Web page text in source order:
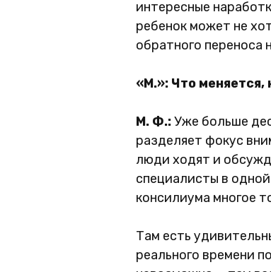
интересные
ребенок может не
обратного переноса
«М.»: Что
М. Ф.:Уже больше
разделяет фокус
люди ходят и
специалисты в
консилиума многое
Там есть
реального времени